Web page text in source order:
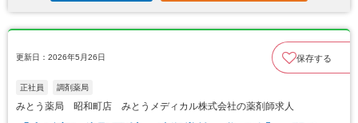
更新日：2026年5月26日 保存する
正社員 調剤薬局
みとう薬局 昭和町店 みとうメディカル株式会社の薬剤師求人